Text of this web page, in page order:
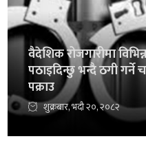
वैदेशिक रोजगारीमा
पठाइदिन्छु भन्दै ठगी गर्ने
पक्राउ
शुक्रबार, भदौ २०, २०८२